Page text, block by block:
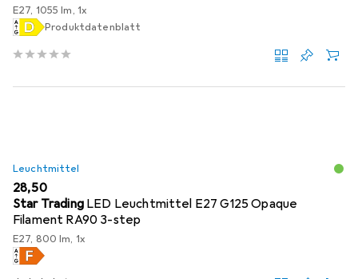
E27, 1055 lm, 1x
Produktdatenblatt
Leuchtmittel
EUR
28,50
Star Trading LED Leuchtmittel E27 G125 Opaque
Filament RA90 3-step
E27, 800 lm, 1x